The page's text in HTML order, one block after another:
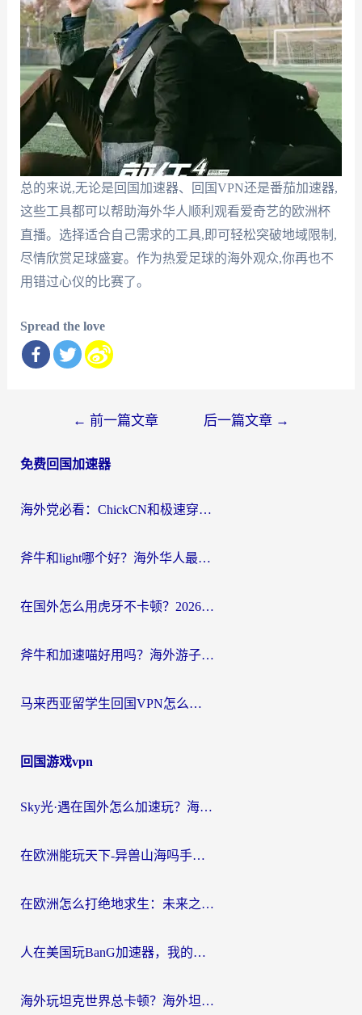
总的来说,无论是回国加速器、回国VPN还是番茄加速器,
这些工具都可以帮助海外华人顺利观看爱奇艺的欧洲杯
直播。选择适合自己需求的工具,即可轻松突破地域限制,
尽情欣赏足球盛宴。作为热爱足球的海外观众,你再也不
用错过心仪的比赛了。
Spread the love
导
← 前一篇文章 后一篇文章 →
免费回国加速器
海外党必看：ChickCN和极速穿梭VPN好用吗？3招教你选对回国加速器无缝刷国内资源
斧牛和light哪个好？海外华人最关心的回国加速器选择难题，一篇讲透
在国外怎么用虎牙不卡顿？2026海外华人亲测有效的回国加速器选择指南
斧牛和加速喵好用吗？海外游子的真实选择困境
马来西亚留学生回国VPN怎么选？3个避坑点+1款实测好用的加速器推荐
回国游戏vpn
Sky光·遇在国外怎么加速玩？海外党亲测有效的国服游戏加速指南
在欧洲能玩天下-异兽山海吗手游？海外玩家的加速器生存指南
在欧洲怎么打绝地求生：未来之役不卡？留学生亲测的加速器避坑指南
人在美国玩BanG加速器，我的延迟终于绿了
海外玩坦克世界总卡顿？海外坦克世界加速器有哪些？实测好用的选择在这里